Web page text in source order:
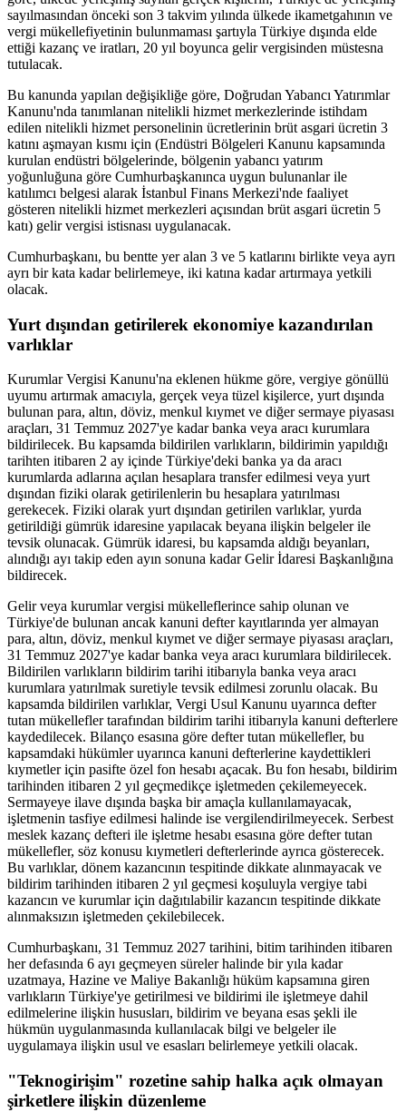
sayılmasından önceki son 3 takvim yılında ülkede ikametgahının ve
vergi mükellefiyetinin bulunmaması şartıyla Türkiye dışında elde
ettiği kazanç ve iratları, 20 yıl boyunca gelir vergisinden müstesna
tutulacak.
Bu kanunda yapılan değişikliğe göre, Doğrudan Yabancı Yatırımlar
Kanunu'nda tanımlanan nitelikli hizmet merkezlerinde istihdam
edilen nitelikli hizmet personelinin ücretlerinin brüt asgari ücretin 3
katını aşmayan kısmı için (Endüstri Bölgeleri Kanunu kapsamında
kurulan endüstri bölgelerinde, bölgenin yabancı yatırım
yoğunluğuna göre Cumhurbaşkanınca uygun bulunanlar ile
katılımcı belgesi alarak İstanbul Finans Merkezi'nde faaliyet
gösteren nitelikli hizmet merkezleri açısından brüt asgari ücretin 5
katı) gelir vergisi istisnası uygulanacak.
Cumhurbaşkanı, bu bentte yer alan 3 ve 5 katlarını birlikte veya ayrı
ayrı bir kata kadar belirlemeye, iki katına kadar artırmaya yetkili
olacak.
Yurt dışından getirilerek ekonomiye kazandırılan
varlıklar
Kurumlar Vergisi Kanunu'na eklenen hükme göre, vergiye gönüllü
uyumu artırmak amacıyla, gerçek veya tüzel kişilerce, yurt dışında
bulunan para, altın, döviz, menkul kıymet ve diğer sermaye piyasası
araçları, 31 Temmuz 2027'ye kadar banka veya aracı kurumlara
bildirilecek. Bu kapsamda bildirilen varlıkların, bildirimin yapıldığı
tarihten itibaren 2 ay içinde Türkiye'deki banka ya da aracı
kurumlarda adlarına açılan hesaplara transfer edilmesi veya yurt
dışından fiziki olarak getirilenlerin bu hesaplara yatırılması
gerekecek. Fiziki olarak yurt dışından getirilen varlıklar, yurda
getirildiği gümrük idaresine yapılacak beyana ilişkin belgeler ile
tevsik olunacak. Gümrük idaresi, bu kapsamda aldığı beyanları,
alındığı ayı takip eden ayın sonuna kadar Gelir İdaresi Başkanlığına
bildirecek.
Gelir veya kurumlar vergisi mükelleflerince sahip olunan ve
Türkiye'de bulunan ancak kanuni defter kayıtlarında yer almayan
para, altın, döviz, menkul kıymet ve diğer sermaye piyasası araçları,
31 Temmuz 2027'ye kadar banka veya aracı kurumlara bildirilecek.
Bildirilen varlıkların bildirim tarihi itibarıyla banka veya aracı
kurumlara yatırılmak suretiyle tevsik edilmesi zorunlu olacak. Bu
kapsamda bildirilen varlıklar, Vergi Usul Kanunu uyarınca defter
tutan mükellefler tarafından bildirim tarihi itibarıyla kanuni defterlere
kaydedilecek. Bilanço esasına göre defter tutan mükellefler, bu
kapsamdaki hükümler uyarınca kanuni defterlerine kaydettikleri
kıymetler için pasifte özel fon hesabı açacak. Bu fon hesabı, bildirim
tarihinden itibaren 2 yıl geçmedikçe işletmeden çekilemeyecek.
Sermayeye ilave dışında başka bir amaçla kullanılamayacak,
işletmenin tasfiye edilmesi halinde ise vergilendirilmeyecek. Serbest
meslek kazanç defteri ile işletme hesabı esasına göre defter tutan
mükellefler, söz konusu kıymetleri defterlerinde ayrıca gösterecek.
Bu varlıklar, dönem kazancının tespitinde dikkate alınmayacak ve
bildirim tarihinden itibaren 2 yıl geçmesi koşuluyla vergiye tabi
kazancın ve kurumlar için dağıtılabilir kazancın tespitinde dikkate
alınmaksızın işletmeden çekilebilecek.
Cumhurbaşkanı, 31 Temmuz 2027 tarihini, bitim tarihinden itibaren
her defasında 6 ayı geçmeyen süreler halinde bir yıla kadar
uzatmaya, Hazine ve Maliye Bakanlığı hüküm kapsamına giren
varlıkların Türkiye'ye getirilmesi ve bildirimi ile işletmeye dahil
edilmelerine ilişkin hususları, bildirim ve beyana esas şekli ile
hükmün uygulanmasında kullanılacak bilgi ve belgeler ile
uygulamaya ilişkin usul ve esasları belirlemeye yetkili olacak.
"Teknogirişim" rozetine sahip halka açık olmayan
şirketlere ilişkin düzenleme